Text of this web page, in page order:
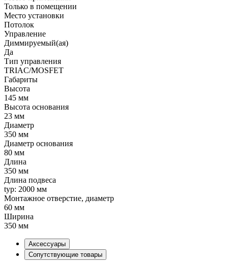
Только в помещении
Место установки
Потолок
Управление
Диммируемый(ая)
Да
Тип управления
TRIAC/MOSFET
Габариты
Высота
145 мм
Высота основания
23 мм
Диаметр
350 мм
Диаметр основания
80 мм
Длина
350 мм
Длина подвеса
typ: 2000 мм
Монтажное отверстие, диаметр
60 мм
Ширина
350 мм
Аксессуары
Сопутствующие товары